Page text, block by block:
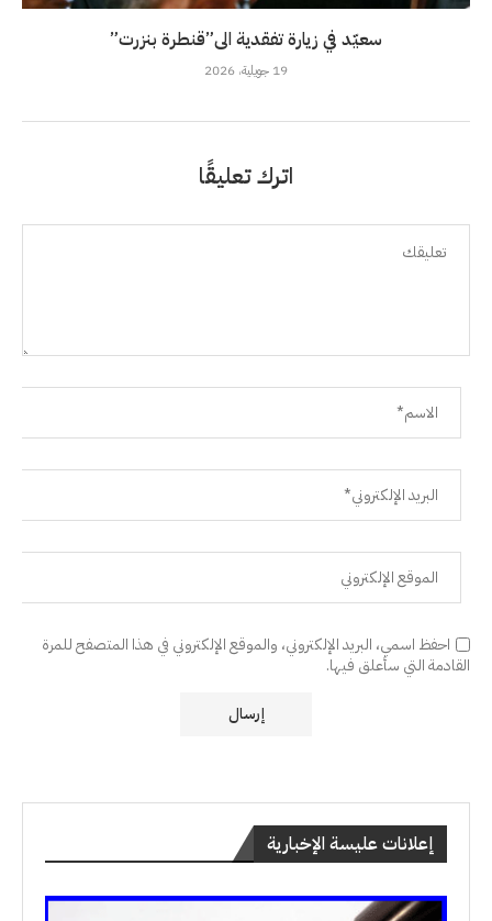
سعيّد في زيارة تفقدية الى”قنطرة بنزرت”
19 جويلية، 2026
اترك تعليقًا
احفظ اسمي، البريد الإلكتروني، والموقع الإلكتروني في هذا المتصفح للمرة
القادمة التي سأعلق فيها.
إعلانات عليسة الإخبارية